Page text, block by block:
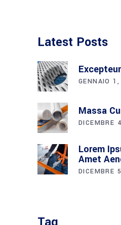
Latest Posts
GENNAIO
Massa
DICEMBRE
Lorem
Amet
DICEMBRE